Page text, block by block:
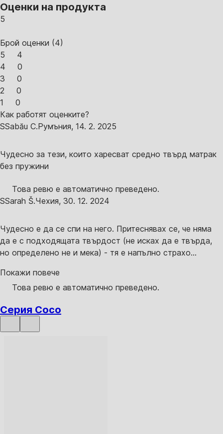
Оценки на продукта
5
Брой оценки (4)
5
4
4
0
3
0
2
0
1
0
Как работят оценките?
SSabău C.Румъния, 14. 2. 2025
Чудесно за тези, които харесват средно твърд матрак
без пружини
Това ревю е автоматично преведено.
SSarah Š.Чехия, 30. 12. 2024
Чудесно е да се спи на него. Притеснявах се, че няма
да е с подходящата твърдост (не исках да е твърда,
но определено не и мека) - тя е напълно страхо...
Покажи повече
Това ревю е автоматично преведено.
Серия Coco